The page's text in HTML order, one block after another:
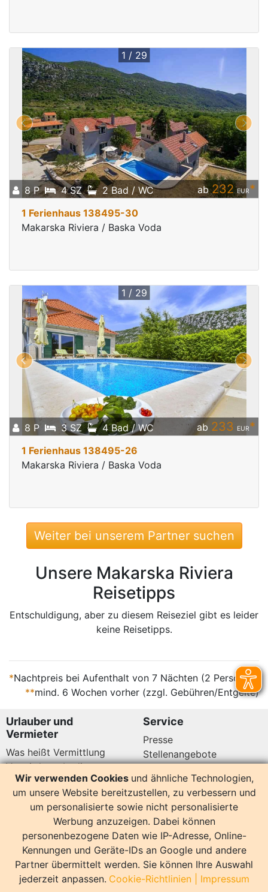
8 P 4 SZ 2 Bad / WC ab232 EUR*
1 / 29
1 Ferienhaus 138495-30
Makarska Riviera / Baska Voda
8 P 3 SZ 4 Bad / WC ab 233 EUR*
1 / 29
1 Ferienhaus 138495-26
Makarska Riviera / Baska Voda
Weiter bei unserem Partner suchen
Unsere Makarska Riviera
Reisetipps
Entschuldigung, aber zu diesem Reiseziel gibt es leider
keine Reisetipps.
*Nachtpreis bei Aufenthalt von 7 Nächten (2 Personen)
**mind. 6 Wochen vorher (zzgl. Gebühren/Entgelte)
Urlauber und
Vermieter
Was heißt Vermittlung
Vermittlungsbedingungen
Datenschutz
Service
Presse
Stellenangebote
Kundenbewertungen
14158 Bewertungen
Hier sind wir auch
Wir verwenden Cookies und ähnliche Technologien,
um unsere Website bereitzustellen, zu verbessern und
um personalisierte sowie nicht personalisierte
Werbung anzuzeigen. Dabei können
personenbezogene Daten wie IP-Adresse, Online-
Kennungen und Geräte-IDs an Google und andere
Partner übermittelt werden. Sie können Ihre Auswahl
jederzeit anpassen. Cookie-Richtlinien| Impressum